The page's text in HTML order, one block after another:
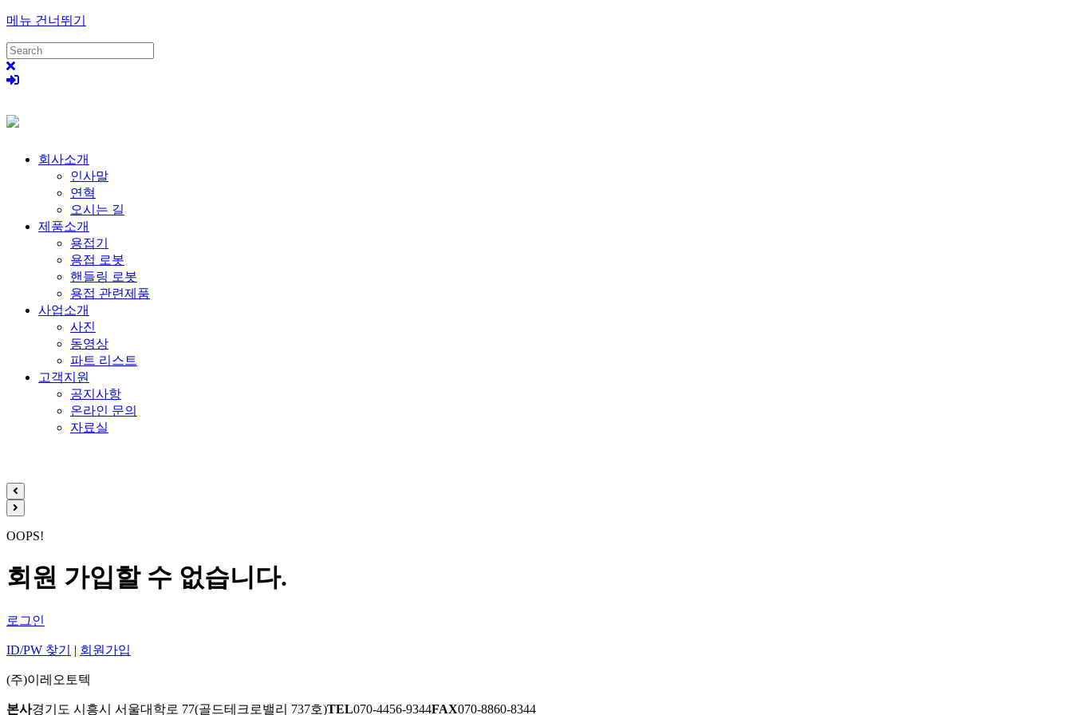
메뉴 건너뛰기
회사소개
인사말
연혁
오시는 길
제품소개
용접기
용접 로봇
핸들링 로봇
용접 관련제품
사업소개
사진
동영상
파트 리스트
고객지원
공지사항
온라인 문의
자료실
OOPS!
회원 가입할 수 없습니다.
로그인
ID/PW 찾기 | 회원가입
(주)이레오토텍
본사경기도 시흥시 서울대학로 77(골드테크로밸리 737호)TEL070-4456-9344FAX070-8860-8344